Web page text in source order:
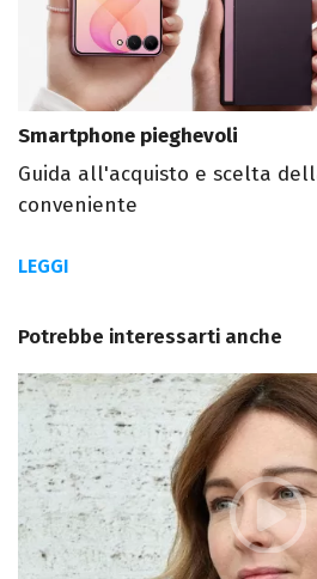
Smartphone pieghevoli
Guida all'acquisto e scelta
conveniente
LEGGI
Potrebbe interessarti anche